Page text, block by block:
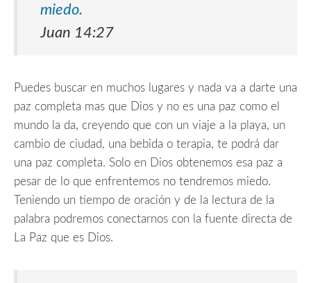
miedo.
Juan 14:27
Puedes buscar en muchos lugares y nada va a darte una
paz completa mas que Dios y no es una paz como el
mundo la da, creyendo que con un viaje a la playa, un
cambio de ciudad, una bebida o terapia, te podrá dar
una paz completa. Solo en Dios obtenemos esa paz a
pesar de lo que enfrentemos no tendremos miedo.
Teniendo un tiempo de oración y de la lectura de la
palabra podremos conectarnos con la fuente directa de
La Paz que es Dios.